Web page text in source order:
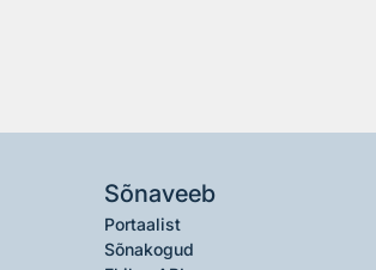
Sõnaveeb
Portaalist
Sõnakogud